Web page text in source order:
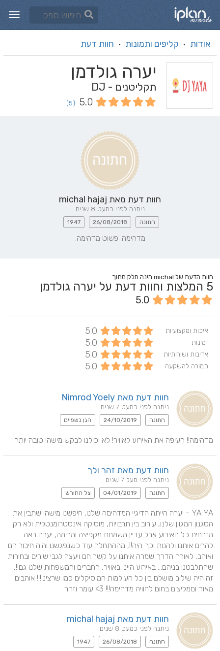
אודות · קליפים ותמונות · חוות דעת
יערה גולדמן
תקליטנים - DJ
5.0
(5)
חוות דעת מאת michal hajaj
ניתנה לפני כמעט 8 שנים
חתונה 26/08/2018
1947
מדהימה. פשוט מדהימה.
חוות הדעת של michal הינה חלק מתוך
5 המלצות וחוות דעת על יערה גולדמן
5.0
איכות ומקצועיות 5.0
זמינות 5.0
אדיבות ושירותיות 5.0
תמורה להשקעה 5.0
חוות דעת מאת Nimrod Yoely
ניתנה לפני כמעט 7 שנים
חתונה 24/10/2019 הגן בשפיים
מדהימה!! העיפה את האירוע לאוויר! לא יכולנו לבקש מישהי טובה יותר
חוות דעת מאת זהר ולך
ניתנה לפני מעל 7 שנים
חתונה 04/01/2019 צל החורש
מאוד וממליצים בחום לחוויה מדהימה!!! 3> עומר וזהר
חוות דעת מאת michal hajaj
ניתנה לפני כמעט 8 שנים
חתונה 26/08/2018
1947